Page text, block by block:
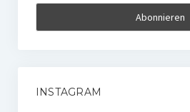
INSTAGRAM